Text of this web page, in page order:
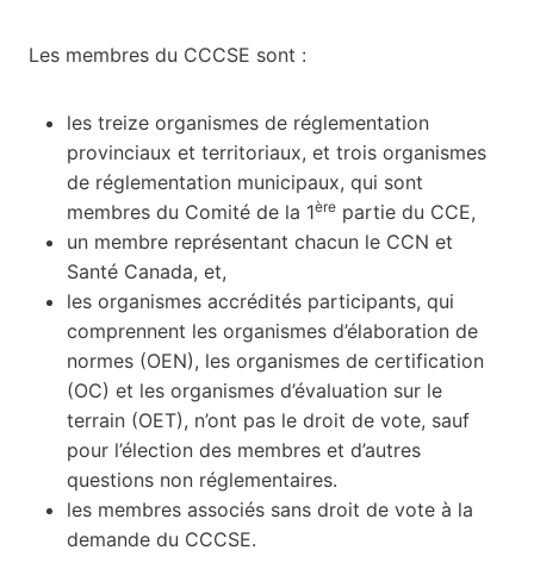
Les membres du CCCSE sont :
les treize organismes de réglementation
provinciaux et territoriaux, et trois organismes
de réglementation municipaux, qui sont
membres du Comité de la 1ère partie du CCE,
un membre représentant chacun le CCN et
Santé Canada, et,
les organismes accrédités participants, qui
comprennent les organismes d’élaboration de
normes (OEN), les organismes de certification
(OC) et les organismes d’évaluation sur le
terrain (OET), n’ont pas le droit de vote, sauf
pour l’élection des membres et d’autres
questions non réglementaires.
les membres associés sans droit de vote à la
demande du CCCSE.